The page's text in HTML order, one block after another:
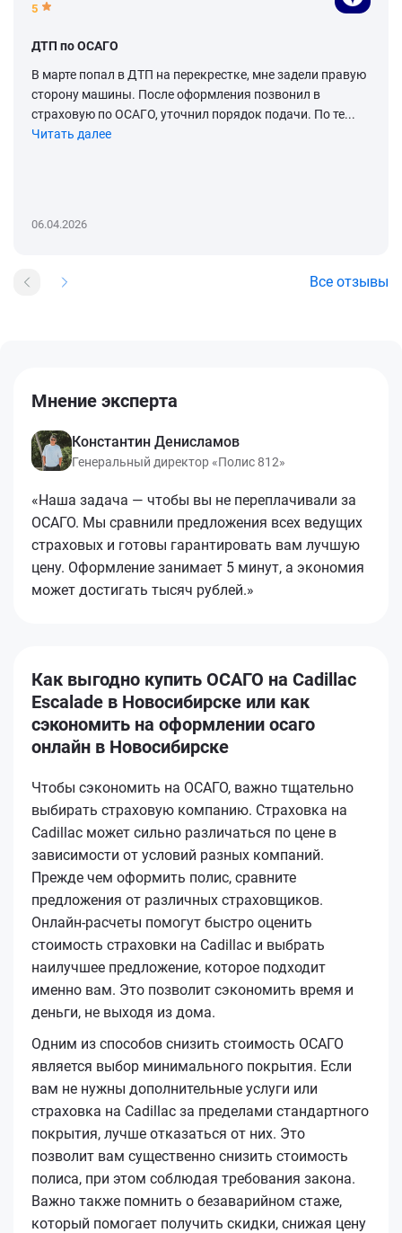
5
ДТП по ОСАГО
В марте попал в ДТП на перекрестке, мне задели правую
сторону машины. После оформления позвонил в
страховую по ОСАГО, уточнил порядок подачи. По те...
Читать далее
06.04.2026
Все отзывы
Мнение эксперта
Константин Денисламов
Генеральный директор «Полис 812»
«Наша задача — чтобы вы не переплачивали за
ОСАГО. Мы сравнили предложения всех ведущих
страховых и готовы гарантировать вам лучшую
цену. Оформление занимает 5 минут, а экономия
может достигать тысяч рублей.»
Как выгодно купить ОСАГО на Cadillac
Escalade в Новосибирске или как
сэкономить на оформлении осаго
онлайн в Новосибирске
Чтобы сэкономить на ОСАГО, важно тщательно
выбирать страховую компанию. Страховка на
Cadillac может сильно различаться по цене в
зависимости от условий разных компаний.
Прежде чем оформить полис, сравните
предложения от различных страховщиков.
Онлайн-расчеты помогут быстро оценить
стоимость страховки на Cadillac и выбрать
наилучшее предложение, которое подходит
именно вам. Это позволит сэкономить время и
деньги, не выходя из дома.
Одним из способов снизить стоимость ОСАГО
является выбор минимального покрытия. Если
вам не нужны дополнительные услуги или
страховка на Cadillac за пределами стандартного
покрытия, лучше отказаться от них. Это
позволит вам существенно снизить стоимость
полиса, при этом соблюдая требования закона.
Важно также помнить о безаварийном стаже,
который помогает получить скидки, снижая цену